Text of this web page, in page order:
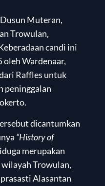
Muteran,
Trowulan,
candi ini
oleh Wardenaar,
Raffles untuk
peninggalan
dicantumkan
“History of
merupakan
Trowulan,
Alasantan